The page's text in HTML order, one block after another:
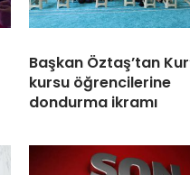
Başkan Öztaş’tan
kursu öğrencilerine
dondurma ikramı